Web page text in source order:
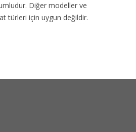
Diğer modeller ve
türleri için uygun değildir.